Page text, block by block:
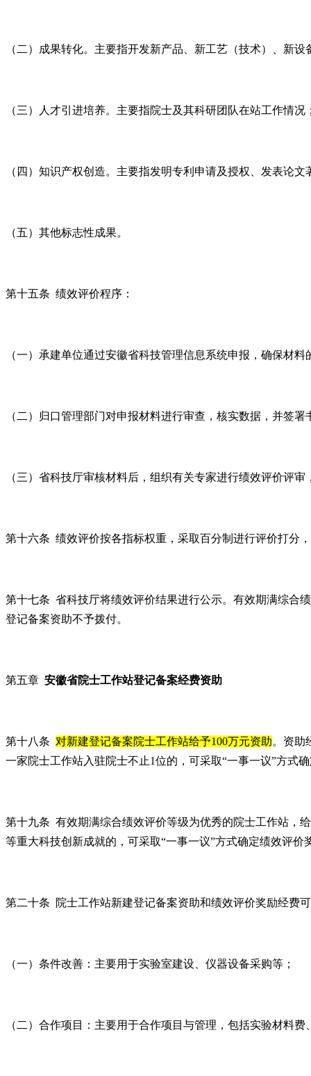
（二）成果转化。主要指开发新产品、新工艺（技术）、新
（三）人才引进培养。主要指院士及其科研团队在站工作情
（四）知识产权创造。主要指发明专利申请及授权、发表论
（五）其他标志性成果。
第十五条 绩效评价程序：
（一）承建单位通过安徽省科技管理信息系统申报，确保材
（二）归口管理部门对申报材料进行审查，核实数据，并签
（三）省科技厅审核材料后，组织有关专家进行绩效评价评
第十六条 绩效评价按各指标权重，采取百分制进行评价打分
第十七条 省科技厅将绩效评价结果进行公示。有效期满综合
登记备案资助不予拨付。
第五章 安徽省院士工作站登记备案经费资助
第十八条 对新建登记备案院士工作站给予100万元资助。资助
一家院士工作站入驻院士不止1位的，可采取“一事一议”方式
第十九条 有效期满综合绩效评价等级为优秀的院士工作站，
等重大科技创新成就的，可采取“一事一议”方式确定绩效评价
第二十条 院士工作站新建登记备案资助和绩效评价奖励经费
（一）条件改善：主要用于实验室建设、仪器设备采购等；
（二）合作项目：主要用于合作项目与管理，包括实验材料